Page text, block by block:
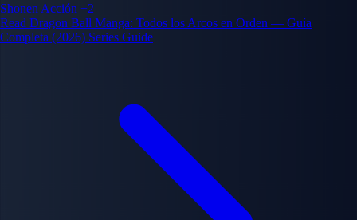
Shonen Acción +2
Read Dragon Ball Manga: Todos los Arcos en Orden — Guía
Completa (2026) Series Guide